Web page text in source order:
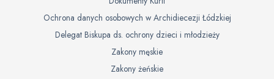
Ochrona danych osobowych w Archidiecezji Łódzkiej
Delegat Biskupa ds. ochrony dzieci i młodzieży
Zakony męskie
Zakony żeńskie